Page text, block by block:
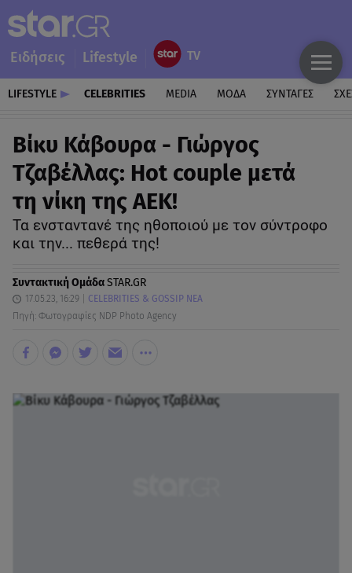
Ειδήσεις Lifestyle
LIFESTYLE CELEBRITIES MEDIA ΜΟΔΑ ΣΥΝΤΑΓΕΣ
Βίκυ Κάβουρα - Γιώργος
Τζαβέλλας: Hot couple μετά
τη νίκη της ΑΕΚ!
Τα ενσταντανέ της ηθοποιού με τον σύντροφο
και την... πεθερά της!
Συντακτική ΟμάδαSTAR.GR
17.05.23, 16:29
CELEBRITIES & GOSSIP ΝΕΑ
Πηγή: Φωτογραφίες NDP Photo Agency